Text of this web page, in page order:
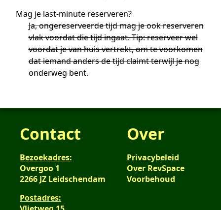
Mag je last-minute reserveren?
Ja, ongereserveerde tijd mag je ook reserveren
vlak voordat die tijd ingaat. Tip: reserveer wel
voordat je van huis vertrekt, om te voorkomen
dat iemand anders de tijd claimt terwijl je nog
onderweg bent.
Contact
Bezoekadres:
Overgoo 1
2266 JZ Leidschendam
Postadres:
Over
Privacybeleid
Over RevSpace
Voorbehoud